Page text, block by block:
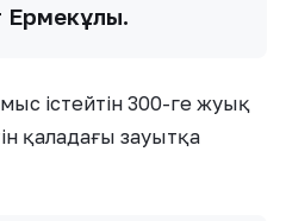
Ермекұлы.
істейтін 300-ге жуық
қаладағы зауытқа